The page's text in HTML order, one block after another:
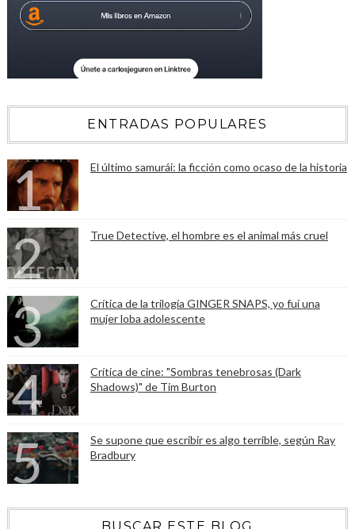
ENTRADAS POPULARES
El último samurái: la ficción como ocaso de la historia
True Detective, el hombre es el animal más cruel
Crítica de la trilogía GINGER SNAPS, yo fui una
mujer loba adolescente
Crítica de cine: "Sombras tenebrosas (Dark
Shadows)" de Tim Burton
Se supone que escribir es algo terrible, según Ray
Bradbury